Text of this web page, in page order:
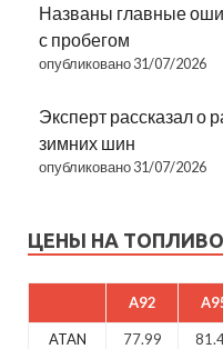
Названы главные
с пробегом
опубликовано 31/07/2026
Эксперт рассказал о
зимних шин
опубликовано 31/07/2026
ЦЕНЫ НА ТОПЛИВО
A92
ATAN 77.99